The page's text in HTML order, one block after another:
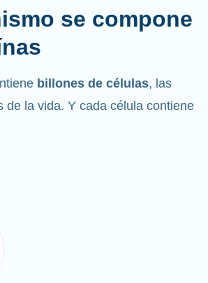
se compone
billones de células, las
de la vida. Y cada célula contiene